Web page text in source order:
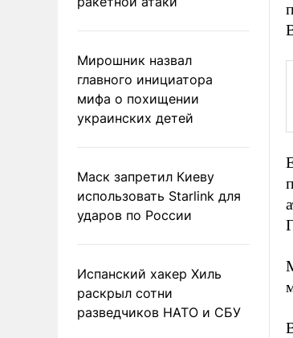
Мирошник назвал
главного инициатора
мифа о похищении
украинских детей
Маск запретил Киеву
использовать Starlink для
ударов по России
Испанский хакер Хиль
раскрыл сотни
разведчиков НАТО и СБУ